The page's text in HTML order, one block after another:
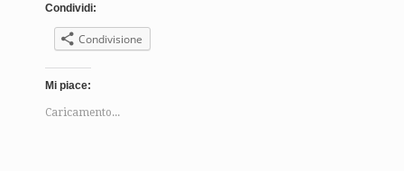
Condividi:
Condivisione
Mi piace:
Caricamento...